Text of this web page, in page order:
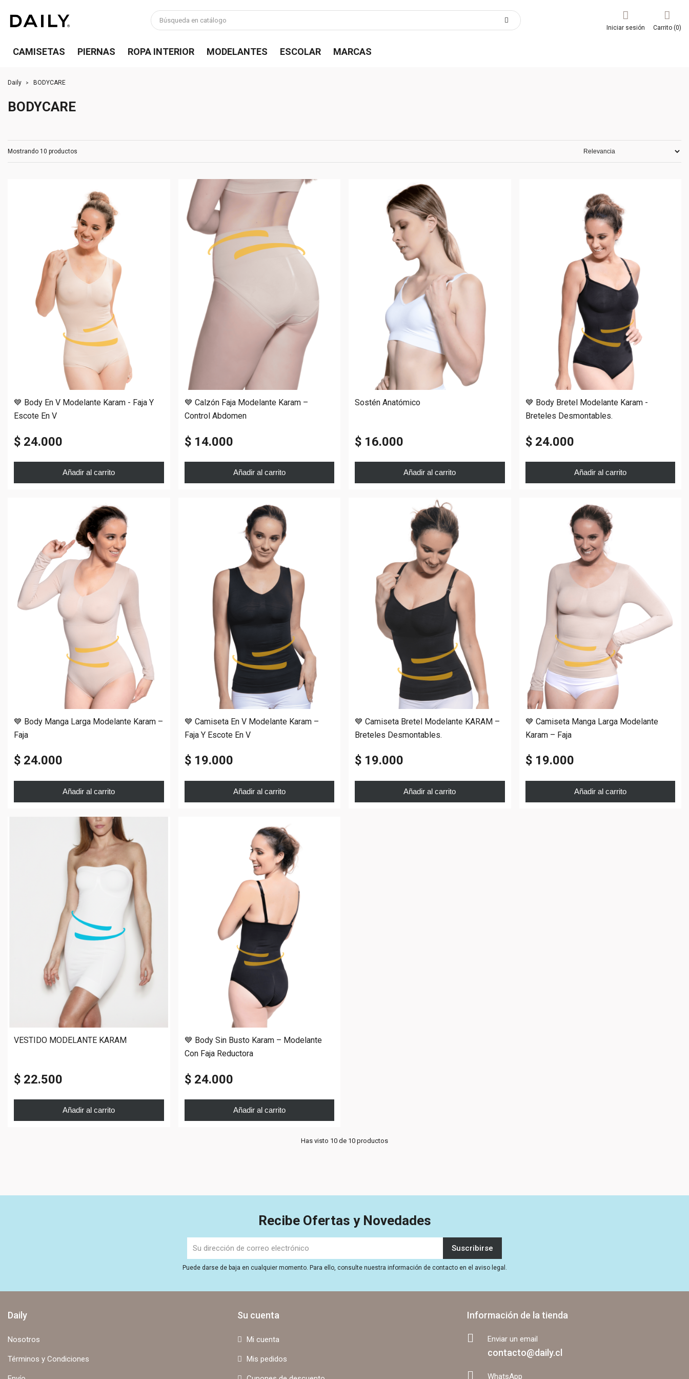
Iniciar sesión Carrito (0)
CAMISETAS PIERNAS ROPA INTERIOR MODELANTES ESCOLAR MARCAS
Daily BODYCARE
BODYCARE
Mostrando 10 productos
💙 Body En V Modelante Karam - Faja Y
Escote En V
$ 24.000
Añadir al carrito
💙 Calzón Faja Modelante Karam –
Control Abdomen
$ 14.000
Añadir al carrito
Sostén Anatómico
$ 16.000
Añadir al carrito
💙 Body Bretel Modelante Karam -
Breteles Desmontables.
$ 24.000
Añadir al carrito
💙 Body Manga Larga Modelante Karam –
Faja
$ 24.000
Añadir al carrito
💙 Camiseta En V Modelante Karam –
Faja Y Escote En V
$ 19.000
Añadir al carrito
💙 Camiseta Bretel Modelante KARAM –
Breteles Desmontables.
$ 19.000
Añadir al carrito
💙 Camiseta Manga Larga Modelante
Karam – Faja
$ 19.000
Añadir al carrito
VESTIDO MODELANTE KARAM
$ 22.500
Añadir al carrito
💙 Body Sin Busto Karam – Modelante
Con Faja Reductora
$ 24.000
Añadir al carrito
Has visto 10 de 10 productos
Recibe Ofertas y Novedades
Puede darse de baja en cualquier momento. Para ello, consulte nuestra información de contacto en el aviso legal.
Daily
Nosotros
Términos y Condiciones
Su cuenta
Mi cuenta
Mis pedidos
Información de la tienda
Enviar un email
contacto@daily.cl
WhatsApp